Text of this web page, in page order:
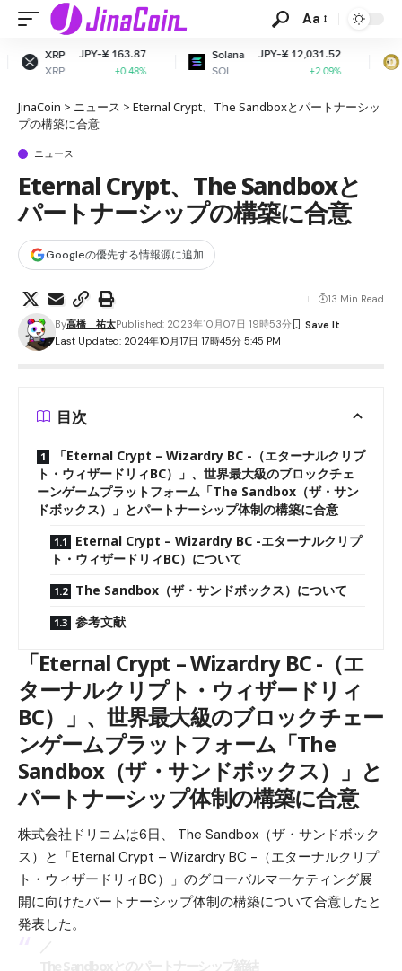
Aa
163.87
+0.48%
Solana
SOL
JPY-¥ 12,031.52
+2.09%
Dogecoin
DOGE
JPY-¥
-
JinaCoin > ニュース > Eternal Crypt、The Sandboxとパートナーシッ
プの構築に合意
ニュース
Eternal Crypt、The Sandboxと
パートナーシップの構築に合意
Googleの優先する情報源に追加
Last Updated: 2024年10月17日 17時45分 5:45 PM
By高橋 祐太Published: 2023年10月07日 19時53分
13 Min Read
目次
「Eternal Crypt – Wizardry BC -（エターナルクリプ
ト・ウィザードリィBC）」、世界最大級のブロックチェ
ーンゲームプラットフォーム「The Sandbox（ザ・サン
ドボックス）」とパートナーシップ体制の構築に合意
Eternal Crypt – Wizardry BC -エターナルクリプ
ト・ウィザードリィBC）について
The Sandbox（ザ・サンドボックス）について
参考文献
「Eternal Crypt – Wizardry BC -（エ
ターナルクリプト・ウィザードリィ
BC）」、世界最大級のブロックチェー
ンゲームプラットフォーム「The
Sandbox（ザ・サンドボックス）」と
パートナーシップ体制の構築に合意
株式会社ドリコムは6日、 The Sandbox（ザ・サンドボック
ス）と「Eternal Crypt – Wizardry BC -（エターナルクリプ
ト・ウィザードリィBC）」のグローバルマーケティング展
開に向けたパートナーシップ体制の構築について合意したと
発表した。